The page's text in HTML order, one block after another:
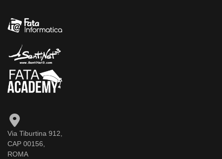
Via Tiburtina 912,
CAP 00156,
ROMA